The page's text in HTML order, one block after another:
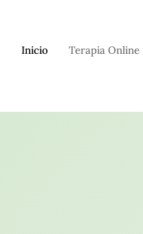
Inicio Terapia Online